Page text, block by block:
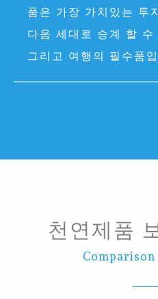
품은 가장 가치있는 투
다음 세대로 승계 할
그리고 여행의 필수품
천연제품